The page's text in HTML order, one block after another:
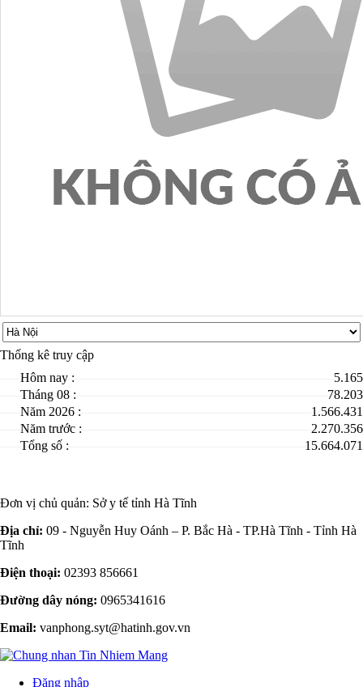
Thống kê truy cập
Hôm nay :
5.165
Tháng 08 :
78.203
Năm 2026 :
1.566.431
Năm trước :
2.270.356
Tổng số :
15.664.071
Đơn vị chủ quản: Sở y tế tỉnh Hà Tĩnh
Địa chỉ: 09 - Nguyễn Huy Oánh – P. Bắc Hà - TP.Hà Tĩnh - Tỉnh Hà
Tĩnh
Điện thoại: 02393 856661
Đường dây nóng: 0965341616
Email: vanphong.syt@hatinh.gov.vn
Đăng nhập